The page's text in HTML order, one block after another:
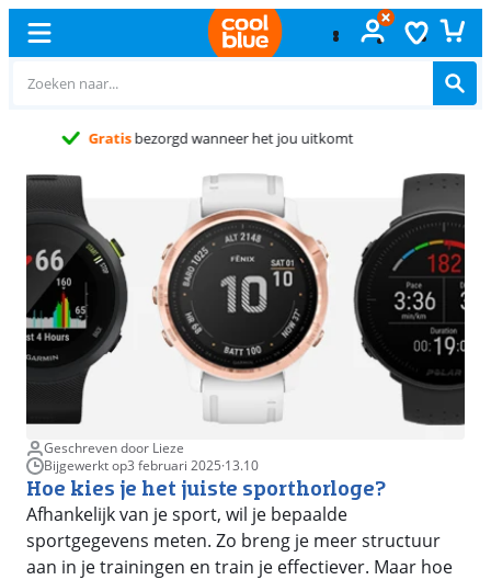
Gratisruilen
Geschreven door Lieze
Bijgewerkt op3 februari 2025·13.10
Hoe kies je het juiste sporthorloge?
Afhankelijk van je sport, wil je bepaalde
sportgegevens meten. Zo breng je meer structuur
aan in je trainingen en train je effectiever. Maar hoe